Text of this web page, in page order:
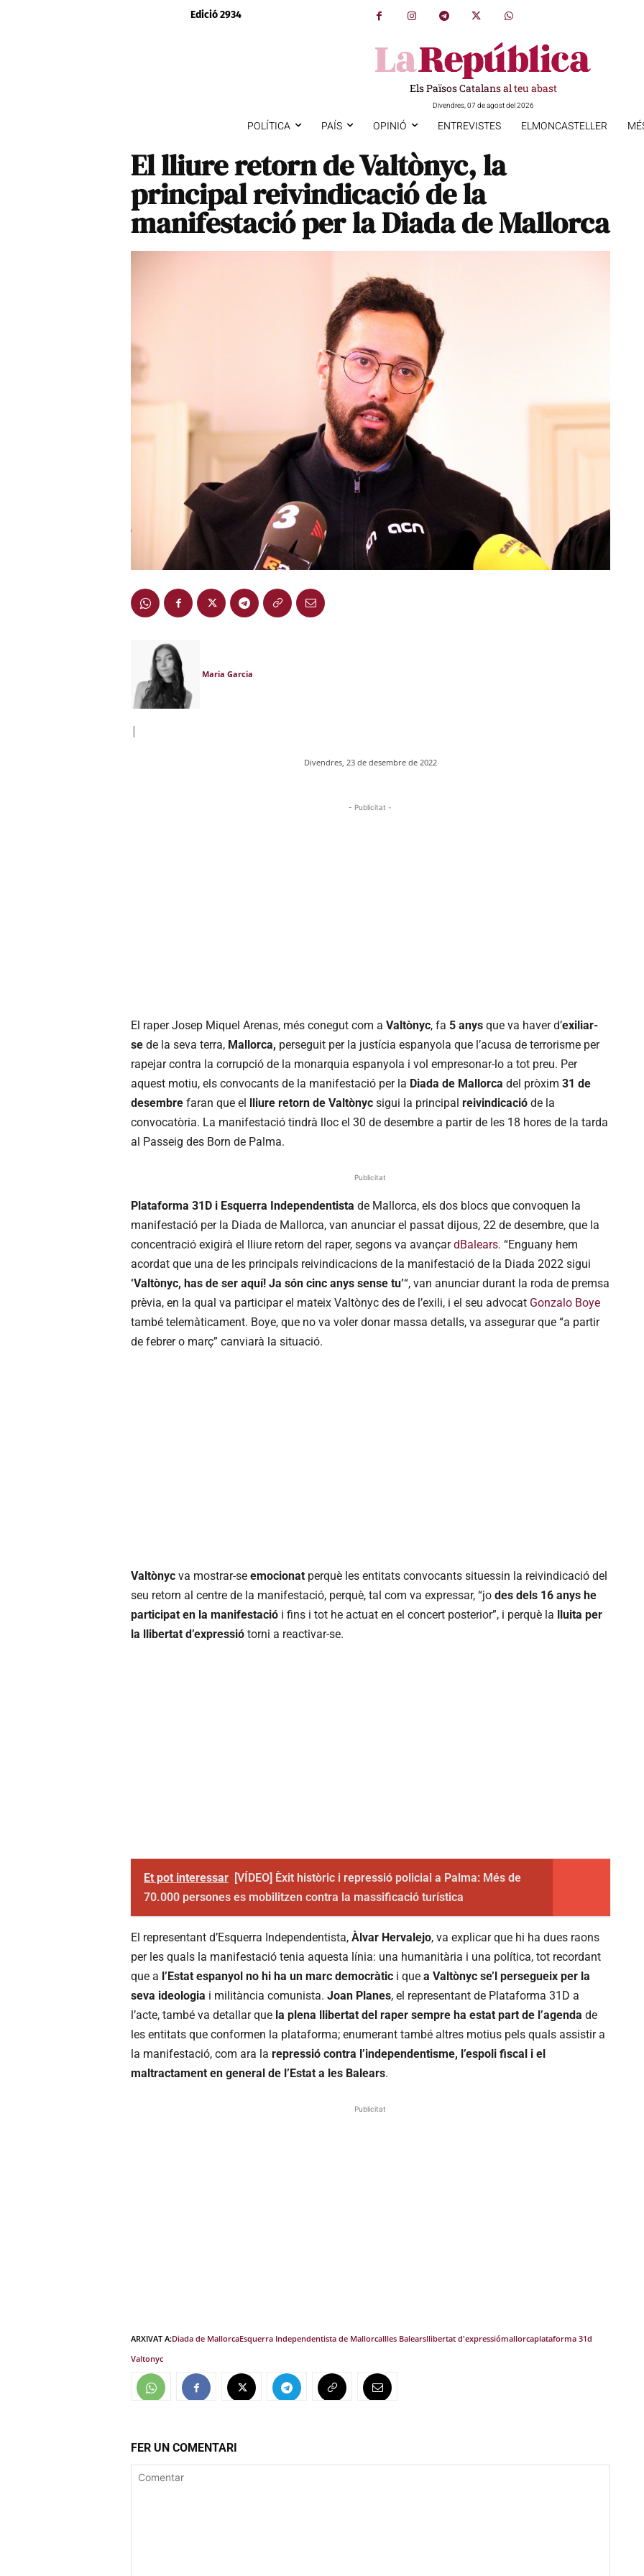
Edició 2934
Els Països Catalans al teu abast
Divendres, 07 de agost del 2026
POLÍTICA PAÍS OPINIÓ ENTREVISTES ELMONCASTELLER
El lliure retorn de Valtònyc, la
principal reivindicació de la
manifestació per la Diada de Mallorca
Maria Garcia
|
Divendres, 23 de desembre de 2022
- Publicitat -
El raper Josep Miquel Arenas, més conegut com a Valtònyc, fa 5 anys que va haver d’exiliar-
se de la seva terra, Mallorca, perseguit per la justícia espanyola que l’acusa de terrorisme per
rapejar contra la corrupció de la monarquia espanyola i vol empresonar-lo a tot preu. Per
aquest motiu, els convocants de la manifestació per la Diada de Mallorca del pròxim 31 de
desembre faran que el lliure retorn de Valtònyc sigui la principal reivindicació de la
convocatòria. La manifestació tindrà lloc el 30 de desembre a partir de les 18 hores de la tarda
al Passeig des Born de Palma.
Publicitat
Plataforma 31D i Esquerra Independentista de Mallorca, els dos blocs que convoquen la
manifestació per la Diada de Mallorca, van anunciar el passat dijous, 22 de desembre, que la
concentració exigirà el lliure retorn del raper, segons va avançardBalears. “Enguany hem
acordat que una de les principals reivindicacions de la manifestació de la Diada 2022 sigui
‘Valtònyc, has de ser aquí! Ja són cinc anys sense tu’“, van anunciar durant la roda de premsa
prèvia, en la qual va participar el mateix Valtònyc des de l’exili, i el seu advocat Gonzalo Boye
també telemàticament. Boye, que no va voler donar massa detalls, va assegurar que “a partir
de febrer o març” canviarà la situació.
Valtònyc va mostrar-se emocionat perquè les entitats convocants situessin la reivindicació del
seu retorn al centre de la manifestació, perquè, tal com va expressar, “jo des dels 16 anys he
participat en la manifestació i fins i tot he actuat en el concert posterior”, i perquè la lluita per
la llibertat d’expressió torni a reactivar-se.
Et pot interessar [VÍDEO] Èxit històric i repressió policial a Palma: Més de
70.000 persones es mobilitzen contra la massificació turística
El representant d’Esquerra Independentista, Àlvar Hervalejo, va explicar que hi ha dues raons
per les quals la manifestació tenia aquesta línia: una humanitària i una política, tot recordant
que a l’Estat espanyol no hi ha un marc democràtic i que a Valtònyc se’l persegueix per la
seva ideologia i militància comunista. Joan Planes, el representant de Plataforma 31D a
l’acte, també va detallar que la plena llibertat del raper sempre ha estat part de l’agenda de
les entitats que conformen la plataforma; enumerant també altres motius pels quals assistir a
la manifestació, com ara la repressió contra l’independentisme, l’espoli fiscal i el
maltractament en general de l’Estat a les Balears.
Publicitat
ARXIVAT A:Diada de MallorcaEsquerra Independentista de MallorcaIlles Balearsllibertat d'expressiómallorcaplataforma 31d
Valtonyc
FER UN COMENTARI